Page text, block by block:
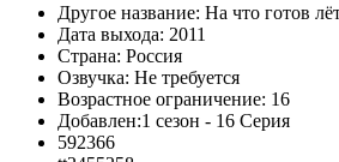
Другое название: На что готов
Дата выхода: 2011
Страна: Россия
Озвучка: Не требуется
Возрастное ограничение: 16
Добавлен:1 сезон - 16 Серия
592366